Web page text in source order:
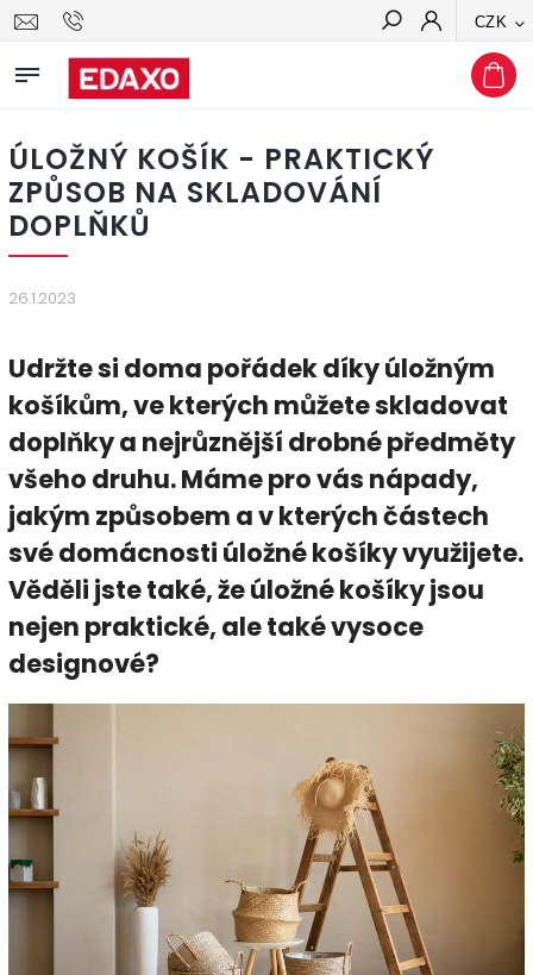
CZK
Hledat
ÚLOŽNÝ KOŠÍK - PRAKTICKÝ
ZPŮSOB NA SKLADOVÁNÍ
DOPLŇKŮ
26.1.2023
Udržte si doma pořádek díky úložným
košíkům, ve kterých můžete skladovat
doplňky a nejrůznější drobné předměty
všeho druhu. Máme pro vás nápady,
jakým způsobem a v kterých částech
své domácnosti úložné košíky využijete.
Věděli jste také, že úložné košíky jsou
nejen praktické, ale také vysoce
designové?